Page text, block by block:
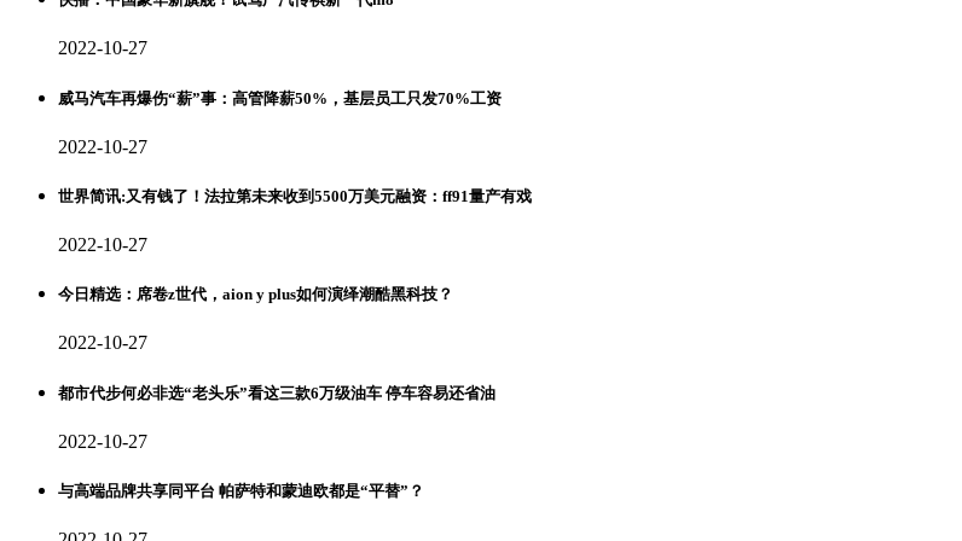
2022-10-27
威马汽车再爆伤“薪”事：高管降薪50%，基层员工只发70%工资
2022-10-27
世界简讯:又有钱了！法拉第未来收到5500万美元融资：ff91量产有戏
2022-10-27
今日精选：席卷z世代，aion y plus如何演绎潮酷黑科技？
2022-10-27
都市代步何必非选“老头乐”看这三款6万级油车 停车容易还省油
2022-10-27
与高端品牌共享同平台 帕萨特和蒙迪欧都是“平替”？